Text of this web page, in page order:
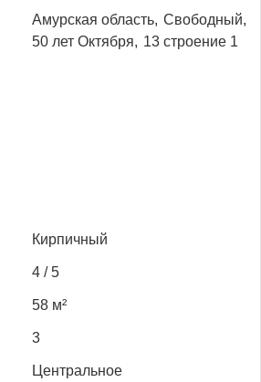
Амурская область, Свободный,
50 лет Октября, 13 строение 1
Кирпичный
4 / 5
58 м²
3
Центральное